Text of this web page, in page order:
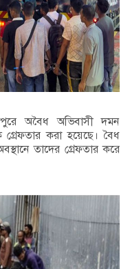
অবৈধ অভিবাসী দমন
করা হয়েছে। বৈধ
তাদের গ্রেফতার করে